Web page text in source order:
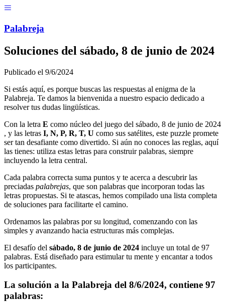
Palabreja
Soluciones del sábado, 8 de junio de 2024
Publicado el 9/6/2024
Si estás aquí, es porque buscas las respuestas al enigma de la
Palabreja. Te damos la bienvenida a nuestro espacio dedicado a
resolver tus dudas lingüísticas.
Con la letra E como núcleo del juego del sábado, 8 de junio de 2024
, y las letras I, N, P, R, T, U como sus satélites, este puzzle promete
ser tan desafiante como divertido. Si aún no conoces las reglas, aquí
las tienes: utiliza estas letras para construir palabras, siempre
incluyendo la letra central.
Cada palabra correcta suma puntos y te acerca a descubrir las
preciadas palabrejas, que son palabras que incorporan todas las
letras propuestas. Si te atascas, hemos compilado una lista completa
de soluciones para facilitarte el camino.
Ordenamos las palabras por su longitud, comenzando con las
simples y avanzando hacia estructuras más complejas.
El desafío del sábado, 8 de junio de 2024 incluye un total de 97
palabras. Está diseñado para estimular tu mente y encantar a todos
los participantes.
La solución a la Palabreja del 8/6/2024, contiene 97
palabras: